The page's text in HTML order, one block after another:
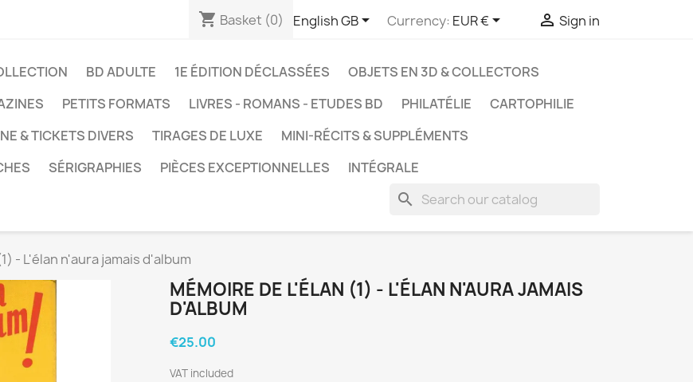
shopping_cart Basket (0) English GB Currency: EUR €  Sign in
BD ADULTE 1E ÉDITION DÉCLASSÉES
OBJETS EN 3D & COLLECTORS
PETITS FORMATS LIVRES - ROMANS - ETUDES BD PHILATÉLIE
CARTOPHILIE
& TICKETS DIVERS
TIRAGES DE LUXE
MINI-RÉCITS & SUPPLÉMENTS
SÉRIGRAPHIES PIÈCES EXCEPTIONNELLES INTÉGRALE
search
- L'élan n'aura jamais d'album
MÉMOIRE DE L'ÉLAN (1) - L'ÉLAN N'AURA JAMAIS
D'ALBUM
€25.00
VAT included